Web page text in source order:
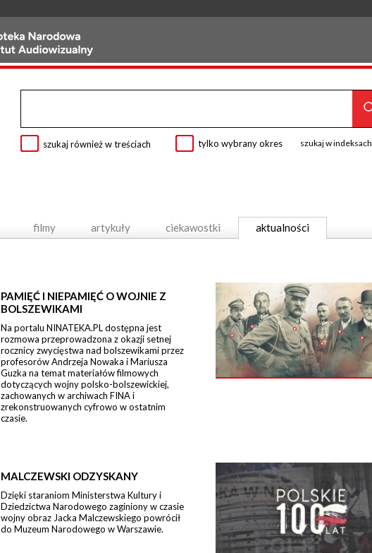
szukaj również w treściach tylko wybrany okres szukaj w indeksach
filmy artykuły ciekawostki aktualności
PAMIĘĆ I NIEPAMIĘĆ O WOJNIE Z
BOLSZEWIKAMI
Na portalu NINATEKA.PL dostępna jest
rozmowa przeprowadzona z okazji setnej
rocznicy zwycięstwa nad bolszewikami przez
profesorów Andrzeja Nowaka i Mariusza
Guzka na temat materiałów filmowych
dotyczących wojny polsko-bolszewickiej,
zachowanych w archiwach FINA i
zrekonstruowanych cyfrowo w ostatnim
czasie.
MALCZEWSKI ODZYSKANY
Dzięki staraniom Ministerstwa Kultury i
Dziedzictwa Narodowego zaginiony w czasie
wojny obraz Jacka Malczewskiego powrócił
do Muzeum Narodowego w Warszawie.